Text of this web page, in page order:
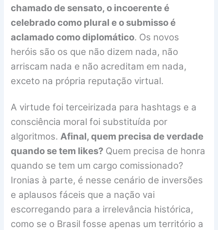
chamado de sensato, o incoerente é
celebrado como plural e o submisso é
aclamado como diplomático. Os novos
heróis são os que não dizem nada, não
arriscam nada e não acreditam em nada,
exceto na própria reputação virtual.
A virtude foi terceirizada para hashtags e a
consciência moral foi substituída por
algoritmos.Afinal, quem precisa de verdade
quando se tem likes? Quem precisa de honra
quando se tem um cargo comissionado?
Ironias à parte, é nesse cenário de inversões
e aplausos fáceis que a nação vai
escorregando para a irrelevância histórica,
como se o Brasil fosse apenas um território a